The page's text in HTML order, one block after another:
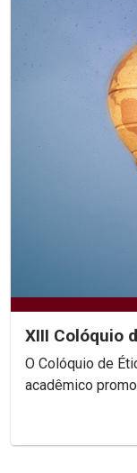
XIII Colóquio
O Colóquio de
acadêmico